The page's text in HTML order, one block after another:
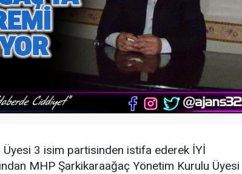
3 isim partisinden istifa ederek İYİ
MHP Şarkikaraağaç Yönetim Kurulu Üyesi